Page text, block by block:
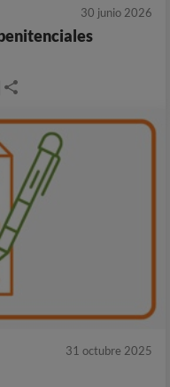
30 junio 2026
31 octubre 2025